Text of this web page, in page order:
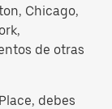
Chicago,
de otras
debes